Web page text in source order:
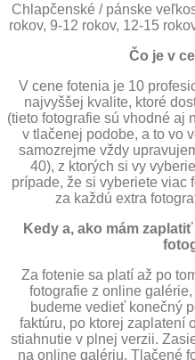
Chlapčenské / pánske
rokov, 9-12 rokov, 12-15
Čo je v
V cene fotenia je 10
najvyššej kvalite, ktoré
(tieto fotografie sú vhodné aj
v tlačenej podobe, a to vo
samozrejme vždy
40), z ktorých si vy
prípade, že si vyberiete viac
za každú extra
Kedy a, ako mám
Za fotenie sa platí až po
fotografie z online
budeme vedieť konečný
faktúru, po ktorej zaplatení
stiahnutie v plnej verzii.
na online galériu. Tlačené